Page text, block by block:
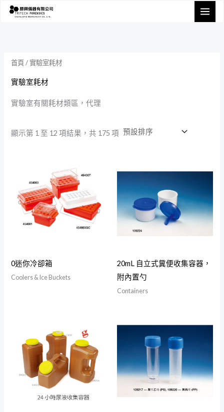
首頁/ 實驗室耗材
實驗室耗材
實驗室有關耗材類區，代理
顯示第 1 至 12 項結果，共 175 項
0迷你冷卻箱
Coolers & Ice Buckets
20mL 自立式糞便收集容器，
附內置勺
Containers